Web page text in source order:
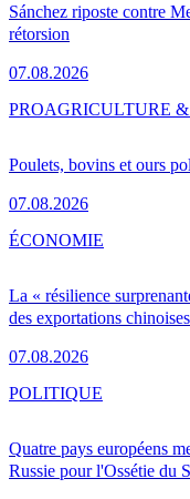
Sánchez riposte contre
rétorsion
07.08.2026
Poulets, bovins et ours
07.08.2026
PROAGRICULTURE
La « résilience
des exportations chinoises
07.08.2026
ÉCONOMIE
Quatre pays européens
Russie pour l'Ossétie du
POLITIQUE